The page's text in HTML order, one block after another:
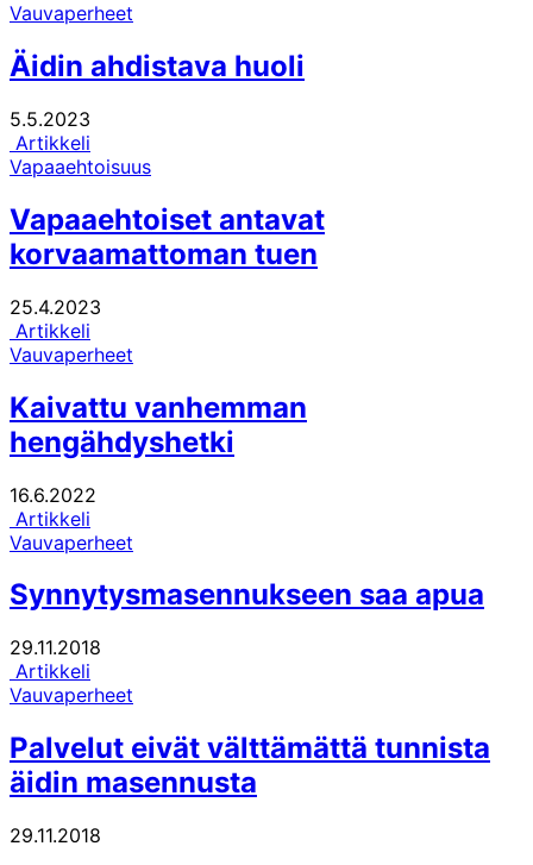
Vauvaperheet
Äidin ahdistava huoli
5.5.2023
Artikkeli
Vapaaehtoisuus
Vapaaehtoiset antavat
korvaamattoman tuen
25.4.2023
Artikkeli
Vauvaperheet
Kaivattu vanhemman
hengähdyshetki
16.6.2022
Artikkeli
Vauvaperheet
Synnytysmasennukseen saa apua
29.11.2018
Artikkeli
Vauvaperheet
Palvelut eivät välttämättä tunnista
äidin masennusta
29.11.2018